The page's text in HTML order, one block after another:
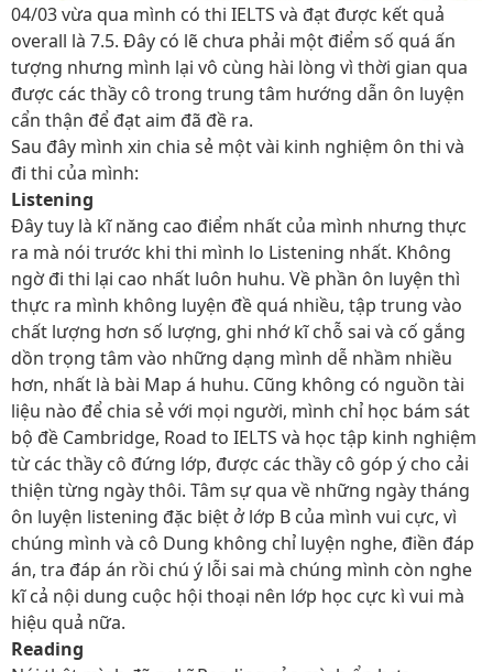
04/03 vừa qua mình có thi IELTS và đạt được kết quả
overall là 7.5. Đây có lẽ chưa phải một điểm số quá ấn
tượng nhưng mình lại vô cùng hài lòng vì thời gian qua
được các thầy cô trong trung tâm hướng dẫn ôn luyện
cẩn thận để đạt aim đã đề ra.
Sau đây mình xin chia sẻ một vài kinh nghiệm ôn thi và
đi thi của mình:
Listening
Đây tuy là kĩ năng cao điểm nhất của mình nhưng thực
ra mà nói trước khi thi mình lo Listening nhất. Không
ngờ đi thi lại cao nhất luôn huhu. Về phần ôn luyện thì
thực ra mình không luyện đề quá nhiều, tập trung vào
chất lượng hơn số lượng, ghi nhớ kĩ chỗ sai và cố gắng
dồn trọng tâm vào những dạng mình dễ nhầm nhiều
hơn, nhất là bài Map á huhu. Cũng không có nguồn tài
liệu nào để chia sẻ với mọi người, mình chỉ học bám sát
bộ đề Cambridge, Road to IELTS và học tập kinh nghiệm
từ các thầy cô đứng lớp, được các thầy cô góp ý cho cải
thiện từng ngày thôi. Tâm sự qua về những ngày tháng
ôn luyện listening đặc biệt ở lớp B của mình vui cực, vì
chúng mình và cô Dung không chỉ luyện nghe, điền đáp
án, tra đáp án rồi chú ý lỗi sai mà chúng mình còn nghe
kĩ cả nội dung cuộc hội thoại nên lớp học cực kì vui mà
hiệu quả nữa.
Reading